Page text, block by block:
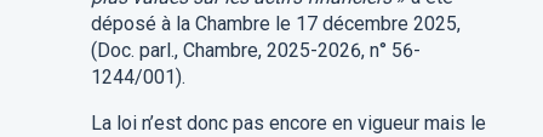
déposé à la Chambre le 17 décembre 2025,
(Doc. parl., Chambre, 2025-2026, n° 56-
1244/001).
La loi n’est donc pas encore en vigueur mais le